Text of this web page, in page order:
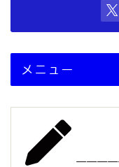
メニュー